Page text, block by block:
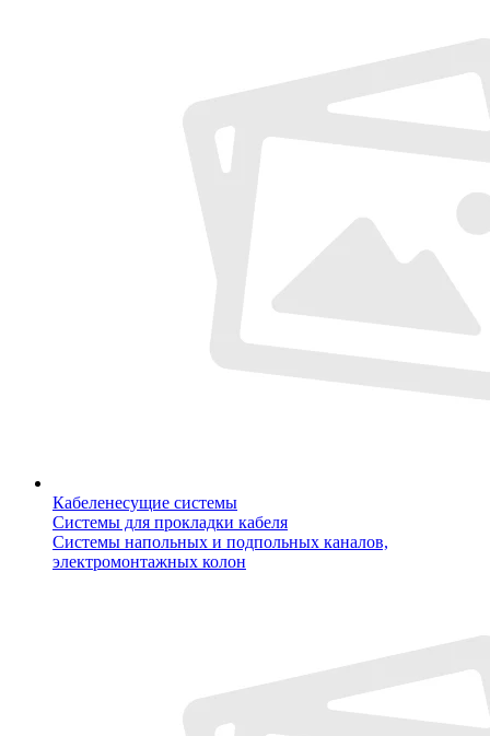
Кабеленесущие системы
Системы для прокладки кабеля
Системы напольных и подпольных каналов,
электромонтажных колон